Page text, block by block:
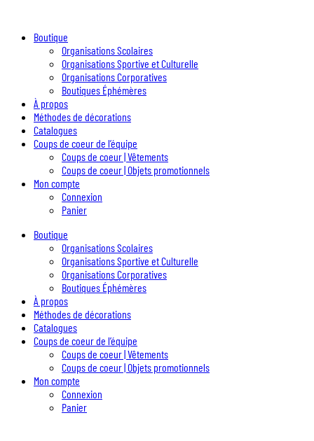
Boutique
Organisations Scolaires
Organisations Sportive et Culturelle
Organisations Corporatives
Boutiques Éphémères
À propos
Méthodes de décorations
Catalogues
Coups de coeur de l’équipe
Coups de coeur | Vêtements
Coups de coeur | Objets promotionnels
Mon compte
Connexion
Panier
Boutique
Organisations Scolaires
Organisations Sportive et Culturelle
Organisations Corporatives
Boutiques Éphémères
À propos
Méthodes de décorations
Catalogues
Coups de coeur de l’équipe
Coups de coeur | Vêtements
Coups de coeur | Objets promotionnels
Mon compte
Connexion
Panier